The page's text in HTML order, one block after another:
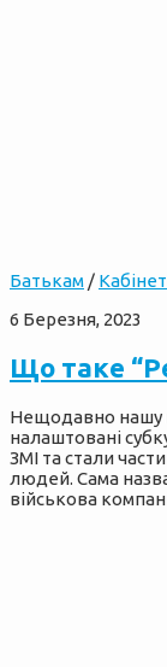
Батькам /
6 Березня, 2023
Що таке
Нещодавно нашу
налаштовані
ЗМІ та стали
людей. Сама
військова